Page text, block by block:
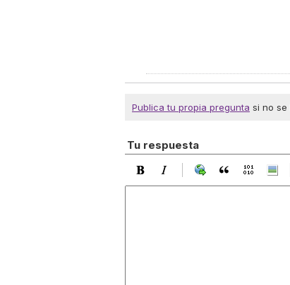
Publica tu propia pregunta si no se
Tu respuesta